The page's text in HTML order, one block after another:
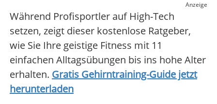
Anzeige
Während Profisportler auf High-Tech
setzen, zeigt dieser kostenlose Ratgeber,
wie Sie Ihre geistige Fitness mit 11
einfachen Alltagsübungen bis ins hohe Alter
erhalten. Gratis Gehirntraining-Guide jetzt
herunterladen